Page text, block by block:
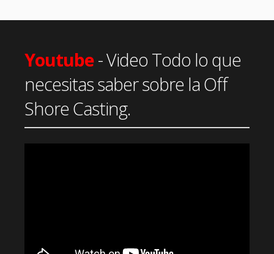
Youtube- Video Todo lo que
necesitas saber sobre la Off
Shore Casting.